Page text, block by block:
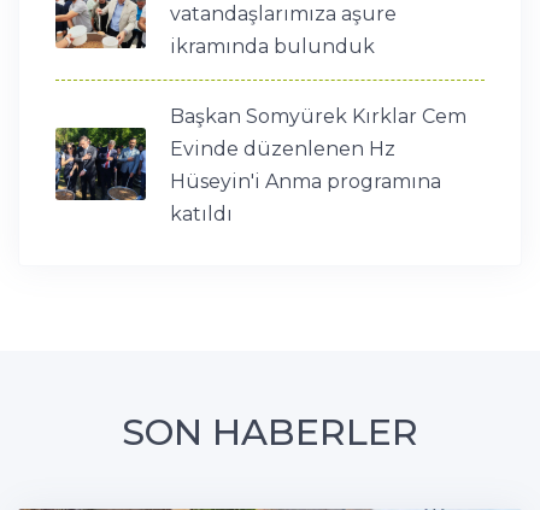
vatandaşlarımıza aşure
ikramında bulunduk
Başkan Somyürek Kırklar Cem
Evinde düzenlenen Hz
Hüseyin'i Anma programına
katıldı
SON HABERLER